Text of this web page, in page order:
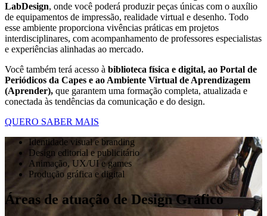
LabDesign, onde você poderá produzir peças únicas com o auxílio
de equipamentos de impressão, realidade virtual e desenho. Todo
esse ambiente proporciona vivências práticas em projetos
interdisciplinares, com acompanhamento de professores especialistas
e experiências alinhadas ao mercado.
Você também terá acesso à biblioteca física e digital, ao Portal de
Periódicos da Capes e ao Ambiente Virtual de Aprendizagem
(Aprender), que garantem uma formação completa, atualizada e
conectada às tendências da comunicação e do design.
QUERO SABER MAIS
Identidade visual e branding
Design editorial e publicitário
Animação, UX/UI e games
Produção gráfica e digital
Áreas de atuação de Design Gráfico